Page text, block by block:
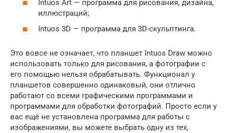
Intuos Art — программа для рисования, дизайна,
иллюстраций;
Intuos 3D — программа для 3D-скульптинга.
Это вовсе не означает, что планшет Intuos Draw можно
использовать только для рисования, а фотографии с
его помощью нельзя обрабатывать. Функционал у
планшетов совершенно одинаковый, они отлично
работают со всеми графическими программами и
программами для обработки фотографий. Просто если у
вас ещё не установлена программа для работы с
изображениями, вы можете выбрать одну из тех,